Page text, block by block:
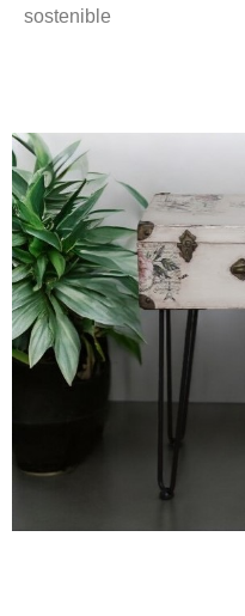
sostenible